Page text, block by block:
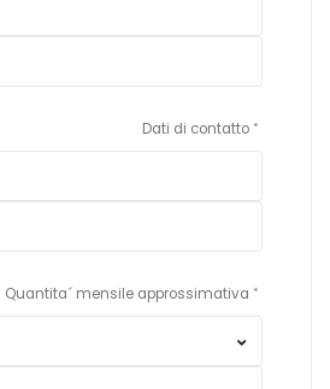
Dati di contatto
Quantita´ mensile approssimativa